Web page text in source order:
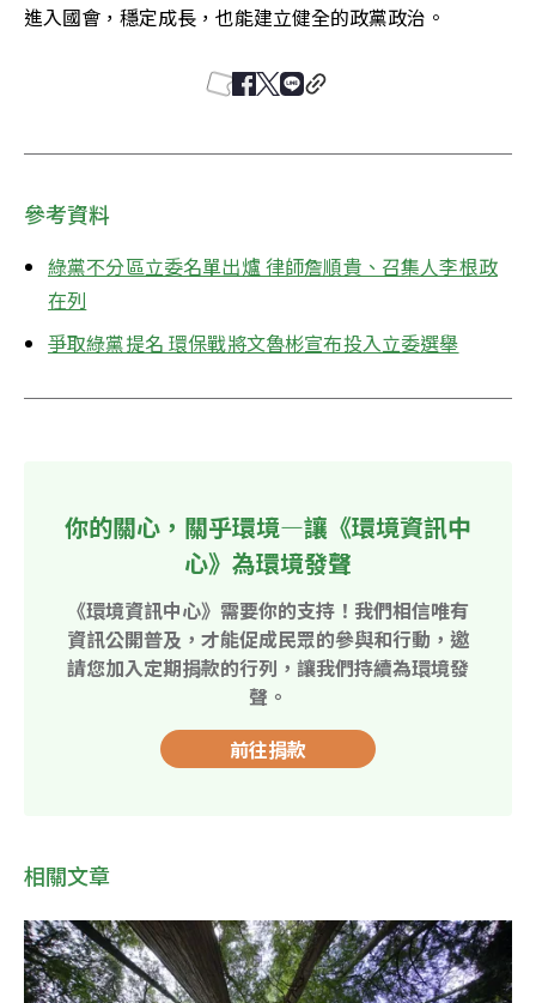
進入國會，穩定成長，也能建立健全的政黨政治。
參考資料
綠黨不分區立委名單出爐 律師詹順貴、召集人李根政
在列
爭取綠黨提名 環保戰將文魯彬宣布投入立委選舉
你的關心，關乎環境—讓《環境資訊中
心》為環境發聲
《環境資訊中心》需要你的支持！我們相信唯有
資訊公開普及，才能促成民眾的參與和行動，邀
請您加入定期捐款的行列，讓我們持續為環境發
聲。
前往捐款
相關文章